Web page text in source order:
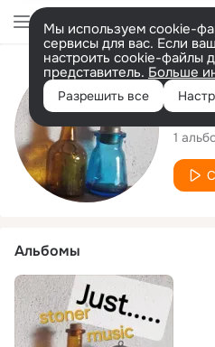
Мы используем cookie-
сервисы для вас. Если
настроить cookie-файлы
представитель. Больше
Разрешить все
1
Альбомы